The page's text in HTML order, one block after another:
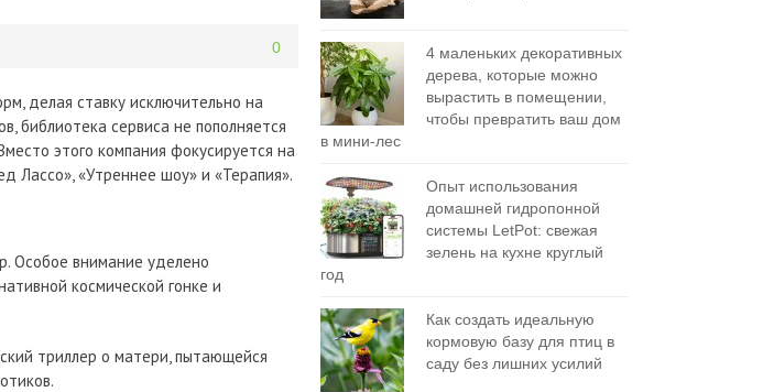
0
делая ставку исключительно на
библиотека сервиса не пополняется
этого компания фокусируется на
Лассо», «Утреннее шоу» и «Терапия».
Особое внимание уделено
космической гонке и
триллер о матери, пытающейся
4 маленьких декоративных
дерева, которые можно
вырастить в помещении,
чтобы превратить ваш дом
в мини-лес
Опыт использования
домашней гидропонной
системы LetPot: свежая
зелень на кухне круглый
год
Как создать идеальную
кормовую базу для птиц в
саду без лишних усилий